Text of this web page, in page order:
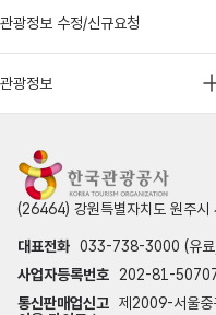
관광정보 수정/신규요청
관광정보
(26464) 강원특별자치도 원주시
대표전화 033-738-3000 (유료
사업자등록번호
202-81-
통신판매업신고 제2009-서울